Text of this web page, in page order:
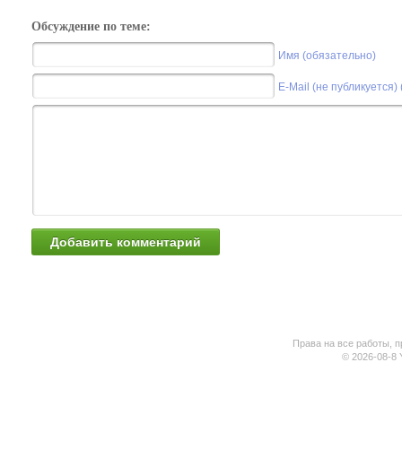
Обсуждение по теме:
Имя (обязательно)
E-Mail (не
Права на все работы,
© 2026-08-8